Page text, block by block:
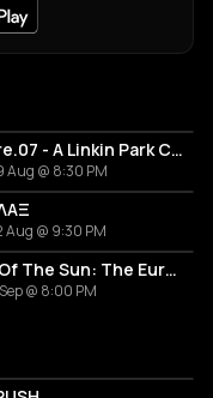
Figure.07 - A Linkin Park Cover Band
Aug @ 8:30 PM
Aug @ 9:30 PM
City Of The Sun: The European Return Tour 2026
@ 8:00 PM